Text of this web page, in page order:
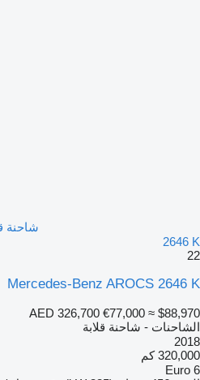
2646 K
22
Mercedes-Benz AROCS 2646 K
AED 326,700 €77,000 ≈ $88,970
الشاحنات - شاحنة قلابة
2018
320,000 كم
Euro 6